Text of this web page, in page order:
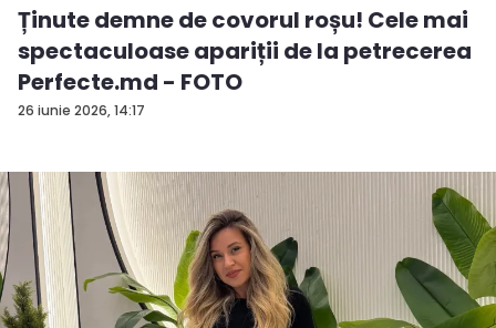
26 iunie 2026, 14:17
Ținute demne de covorul roșu! Cele mai
spectaculoase apariții de la petrecerea
Perfecte.md - FOTO